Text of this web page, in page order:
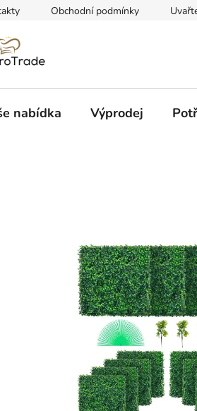
Obchodní podmínky
nabídka Výprodej